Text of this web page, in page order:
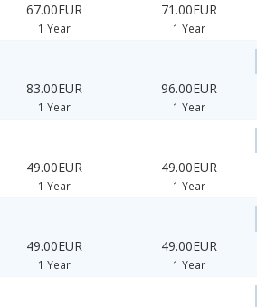
67.00EUR
1 Year
71.00EUR
1 Year
83.00EUR
1 Year
96.00EUR
1 Year
49.00EUR
1 Year
49.00EUR
1 Year
49.00EUR
1 Year
49.00EUR
1 Year